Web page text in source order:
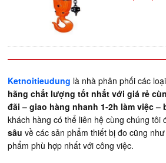
Ketnoitieudung là nhà phân phối các loại
hãng chất lượng tốt nhất với giá rẻ
đãi – giao hàng nhanh 1-2h làm việc –
khách hàng có thể liên hệ cùng chúng
sâu về các sản phẩm thiết bị đo cũng
phẩm phù hợp nhất với công việc.